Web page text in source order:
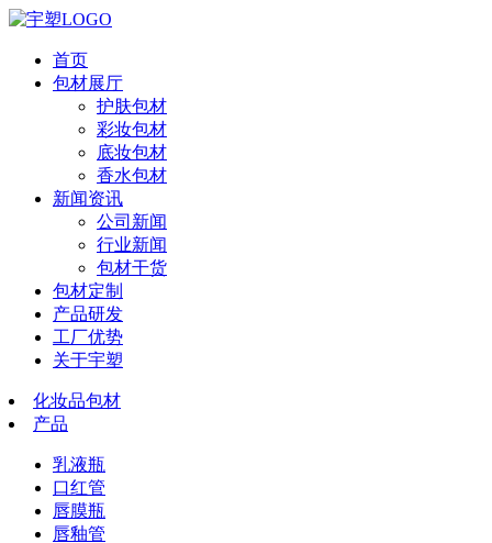
首页
包材展厅
护肤包材
彩妆包材
底妆包材
香水包材
新闻资讯
公司新闻
行业新闻
包材干货
包材定制
产品研发
工厂优势
关于宇塑
化妆品包材
产品
乳液瓶
口红管
唇膜瓶
唇釉管